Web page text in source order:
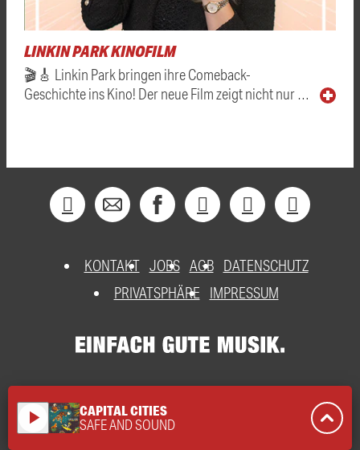
LINKIN PARK KINOFILM
🎬🎸 Linkin Park bringen ihre Comeback-
Geschichte ins Kino! Der neue Film zeigt nicht nur …
KONTAKT JOBS AGB DATENSCHUTZ
PRIVATSPHÄRE
IMPRESSUM
play_arrow CAPITAL CITIES
SAFE AND SOUND